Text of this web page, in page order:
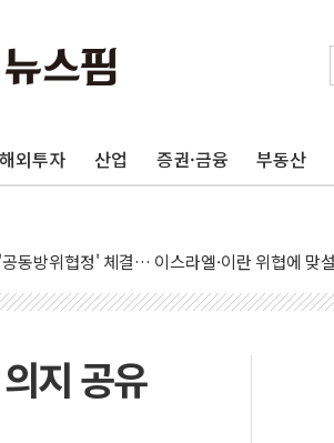
해외투자 산업 증권·금융 부동산
진에 연준 금리 인상 가능성 낮아지며 상승…
용 감소에 9월 동결 전망 우세
령 검토…"이르면 다음 주"
장 공사 중단 명령…트럼프 제동
등…시장은 "또 개입했나" 촉각
리뷰...美 고용 쇼크에 반도체주 '활짝'
크에 금리 인상 우려 후퇴…나스닥 선물 1%대 상
지 공유